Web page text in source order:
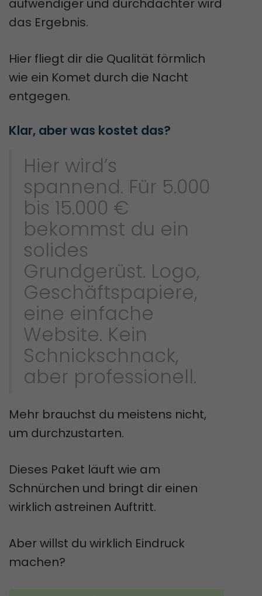
aufwendiger und durchdachter wird
das Ergebnis.
Hier fliegt dir die Qualität förmlich
wie ein Komet durch die Nacht
entgegen.
Klar, aber was kostet das?
Hier wird’s
spannend. Für 5.000
bis 15.000 €
bekommst du ein
solides
Grundgerüst. Logo,
Geschäftspapiere,
eine einfache
Website. Kein
Schnickschnack,
aber professionell.
Mehr brauchst du meistens nicht,
um durchzustarten.
Dieses Paket läuft wie am
Schnürchen und bringt dir einen
wirklich astreinen Auftritt.
Aber willst du wirklich Eindruck
machen?